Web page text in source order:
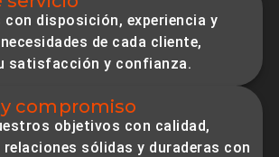
con disposición, experiencia y
de cada cliente,
satisfacción y confianza.
compromiso
objetivos con calidad,
sólidas y duraderas con